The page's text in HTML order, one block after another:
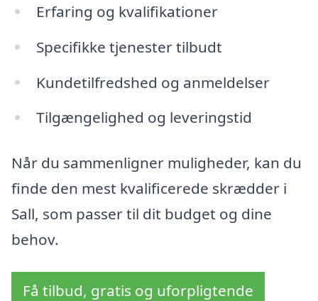
Erfaring og kvalifikationer
Specifikke tjenester tilbudt
Kundetilfredshed og anmeldelser
Tilgængelighed og leveringstid
Når du sammenligner muligheder, kan du
finde den mest kvalificerede skrædder i
Sall, som passer til dit budget og dine
behov.
Få tilbud, gratis og uforpligtende